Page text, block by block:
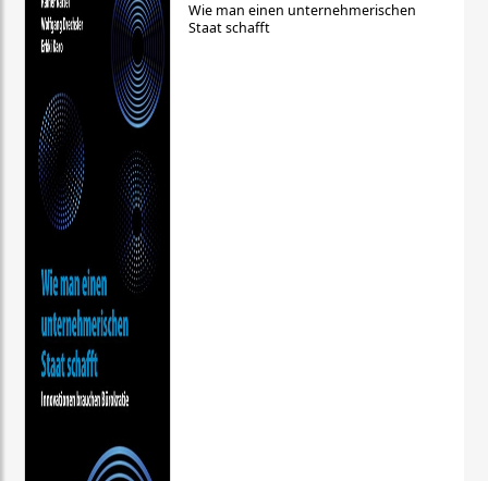
Wie man einen unternehmerischen
Staat schafft